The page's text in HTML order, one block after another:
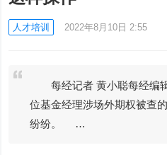
人才培训 2022年8月10日 2:55
每经记者 黄小聪每经
位基金经理涉场外期权被查
纷纷。 …